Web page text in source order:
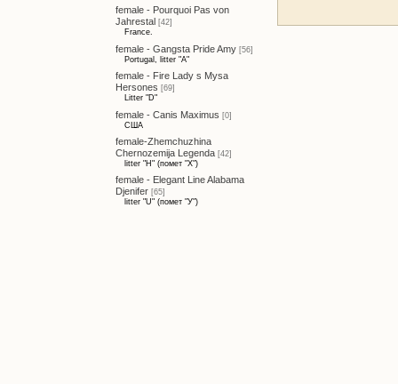
female - Pourquoi Pas von
Jahrestal [42]
France.
female - Gangsta Pride Amy [56]
Portugal, litter "A"
female - Fire Lady s Mysa
Hersones [69]
Litter "D"
female - Canis Maximus [0]
США
female-Zhemchuzhina
Chernozemija Legenda [42]
litter "H" (помет "Х")
female - Elegant Line Alabama
Djenifer [65]
litter "U" (помет "У")